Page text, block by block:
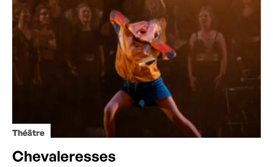
Théâtre
Chevaleresses